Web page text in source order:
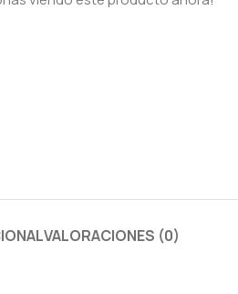
VALORACIONES (0)